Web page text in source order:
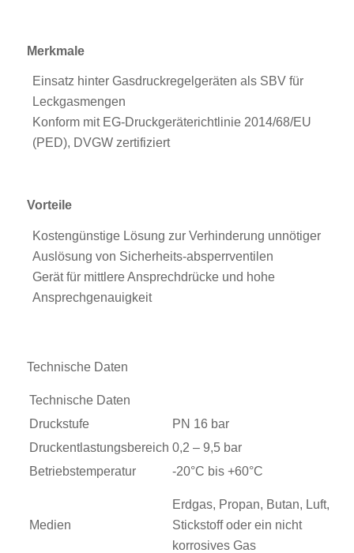
Merkmale
Einsatz hinter Gasdruckregelgeräten als SBV für
Leckgasmengen
Konform mit EG-Druckgeräterichtlinie 2014/68/EU
(PED), DVGW zertifiziert
Vorteile
Kostengünstige Lösung zur Verhinderung unnötiger
Auslösung von Sicherheits-absperrventilen
Gerät für mittlere Ansprechdrücke und hohe
Ansprechgenauigkeit
Technische Daten
Technische Daten Angaben
Druckstufe
PN 16 bar
Druckentlastungsbereich 0,2 – 9,5 bar
Betriebstemperatur
-20°C bis +60°C
Medien
Erdgas, Propan, Butan, Luft,
Stickstoff oder ein nicht
korrosives Gas